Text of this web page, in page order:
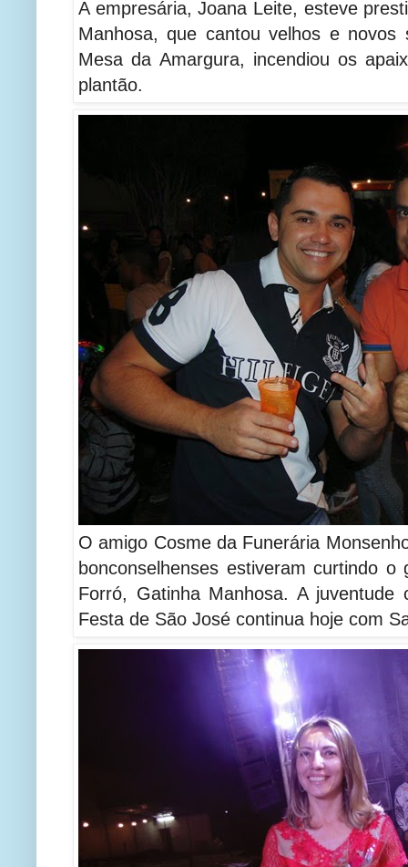
A empresária, Joana Leite, esteve
Manhosa, que cantou velhos e novos
Mesa da Amargura, incendiou os
plantão.
O amigo Cosme da Funerária
bonconselhenses estiveram curtindo
Forró, Gatinha Manhosa. A juventude
Festa de São José continua hoje com